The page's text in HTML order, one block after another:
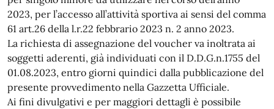
2023, per l’accesso all’attività sportiva ai sensi del comma
61 art.26 della l.r.22 febbrario 2023 n. 2 anno 2023.
La richiesta di assegnazione del voucher va inoltrata ai
soggetti aderenti, già individuati con il D.D.G.n.1755 del
01.08.2023, entro giorni quindici dalla pubblicazione del
presente provvedimento nella Gazzetta Ufficiale.
Ai fini divulgativi e per maggiori dettagli è possibile